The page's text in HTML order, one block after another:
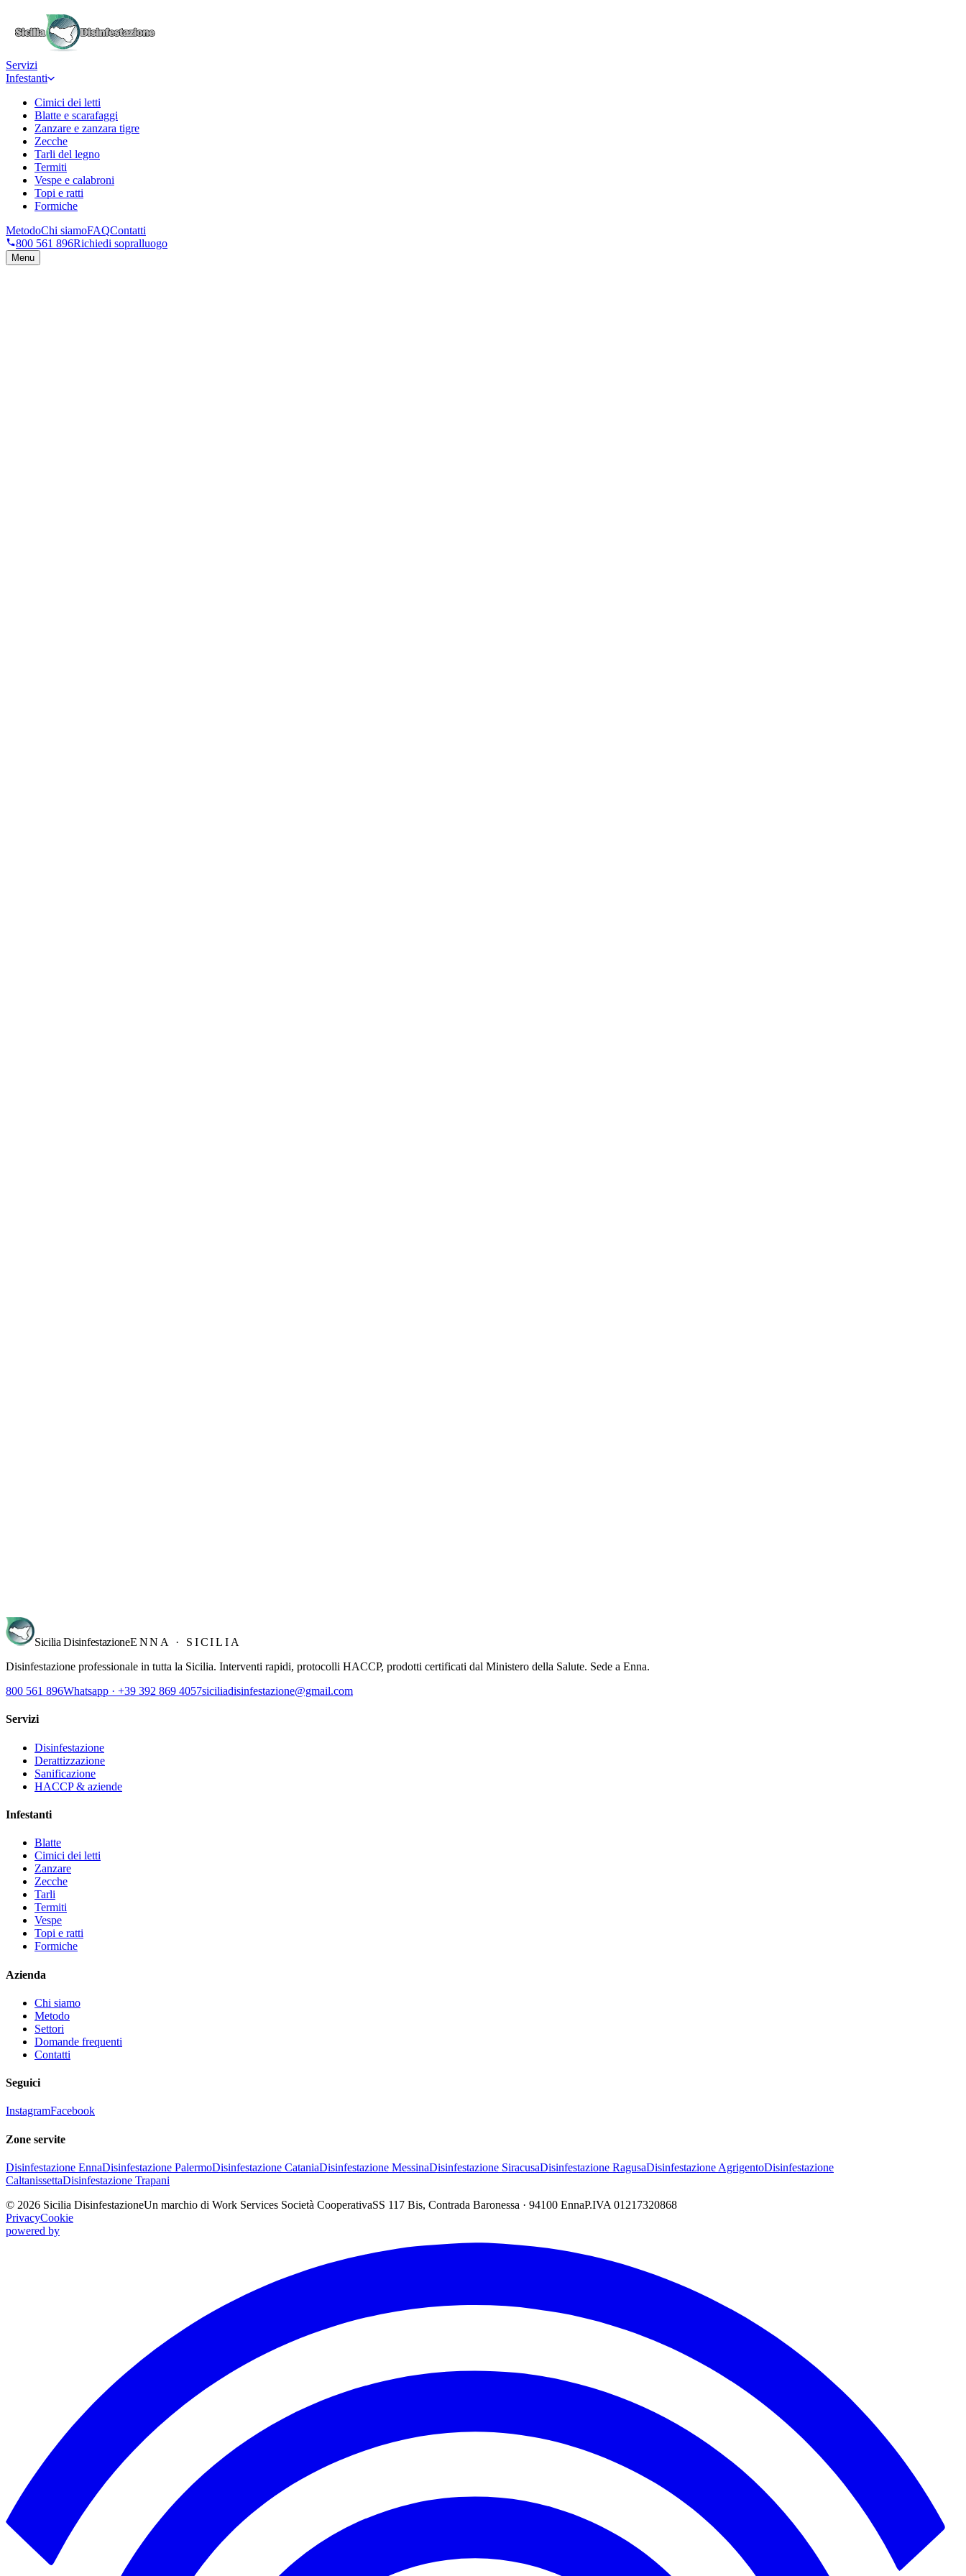
Servizi
Infestanti
Cimici dei letti
Blatte e scarafaggi
Zanzare e zanzara tigre
Zecche
Tarli del legno
Termiti
Vespe e calabroni
Topi e ratti
Formiche
MetodoChi siamoFAQContatti
800 561 896Richiedi sopralluogo
Menu
Richiedi sopralluogo→Numero verde 800 561 896
Sicilia DisinfestazioneENNA · SICILIA
Disinfestazione professionale in tutta la Sicilia. Interventi rapidi, protocolli HACCP, prodotti certificati dal Ministero della Salute. Sede a Enna.
800 561 896Whatsapp · +39 392 869 4057siciliadisinfestazione@gmail.com
Servizi
Disinfestazione
Derattizzazione
Sanificazione
HACCP & aziende
Infestanti
Blatte
Cimici dei letti
Zanzare
Zecche
Tarli
Termiti
Vespe
Topi e ratti
Formiche
Azienda
Chi siamo
Metodo
Settori
Domande frequenti
Contatti
Seguici
InstagramFacebook
Zone servite
Disinfestazione EnnaDisinfestazione PalermoDisinfestazione CataniaDisinfestazione MessinaDisinfestazione SiracusaDisinfestazione RagusaDisinfestazione AgrigentoDisinfestazione
CaltanissettaDisinfestazione Trapani
© 2026 Sicilia DisinfestazioneUn marchio di Work Services Società CooperativaSS 117 Bis, Contrada Baronessa · 94100 EnnaP.IVA 01217320868
PrivacyCookie
powered by